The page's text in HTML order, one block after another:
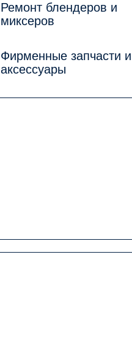
Ремонт блендеров и
миксеров
Фирменные запчасти и
аксессуары